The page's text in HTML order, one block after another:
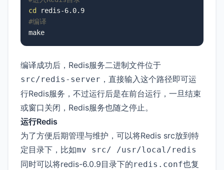
cd
#编译
make
编译成功后，Redis服务二进制文件位于
src/redis-server ，直接输入这个路径即可运
行Redis服务，不过运行后是在前台运行，一旦结束
或窗口关闭，Redis服务也随之停止。
运行Redis
为了方便后期管理与维护，可以将Redis src放到特
定目录下，比如mv src/ /usr/local/redis
同时可以将redis-6.0.9目录下的redis.conf也复